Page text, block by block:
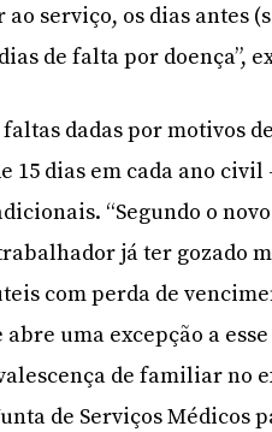
serviço, os dias antes
de falta por doença”,
dadas por motivos
15 dias em cada ano
“Segundo o
já ter gozado
com perda de
abre uma excepção a
de familiar no
de Serviços Médicos